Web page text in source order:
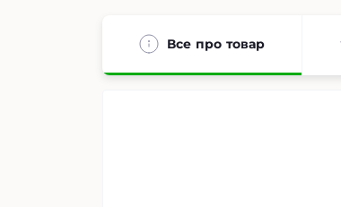
Все про товар